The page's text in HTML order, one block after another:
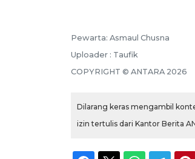
Pewarta: Asmaul Chusna
Uploader : Taufik
COPYRIGHT © ANTARA 2026
Dilarang keras mengambil
izin tertulis dari Kantor Berita